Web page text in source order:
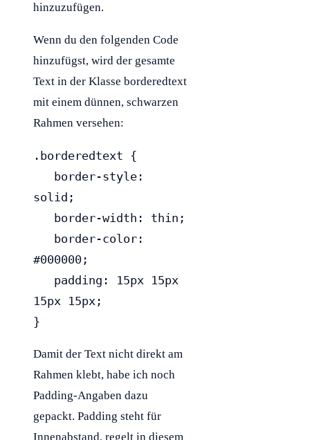
hinzuzufügen.
Wenn du den folgenden Code
hinzufügst, wird der gesamte
Text in der Klasse borderedtext
mit einem dünnen, schwarzen
Rahmen versehen:
.borderedtext {
solid;
#000000;
15px 15px;
}
Damit der Text nicht direkt am
Rahmen klebt, habe ich noch
Padding-Angaben dazu
gepackt. Padding steht für
Innenabstand, regelt in diesem